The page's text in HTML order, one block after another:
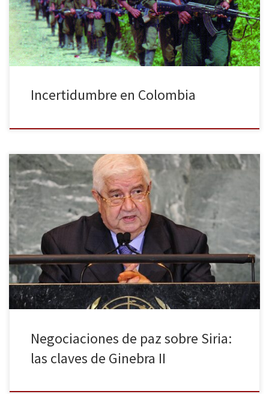
Armadas Revolucionarias de Colombia (FARC) en La Habana. En
dichos diálogos, el grupo insurgente […]
Incertidumbre en Colombia
El pasado martes 22 de enero comenzó en Montreux, Suiza, la
segunda cumbre de paz internacional sobre Siria bautizada como
Ginebra II. La convención reunió a representantes del gobierno y
de la oposición siria, a 39 países, la ONU y la Liga Árabe. El
principal resultado de la cita ha […]
Negociaciones de paz sobre Siria:
las claves de Ginebra II